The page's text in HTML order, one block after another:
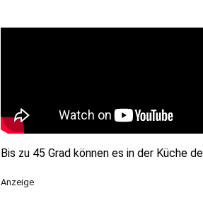
Bis zu 45 Grad können es in der Küche
Anzeige